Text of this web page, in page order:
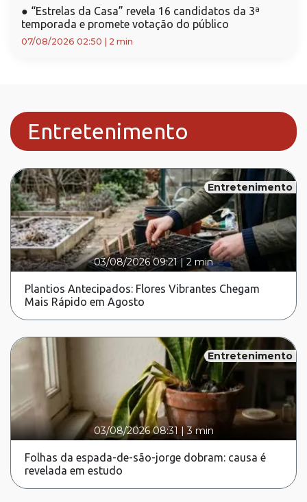
● “Estrelas da Casa” revela 16 candidatos da 3ª
temporada e promete votação do público
07/08/2026 02:50 2 min
Entretenimento
Entretenimento
03/08/2026 09:21|2 min
Plantios Antecipados: Flores Vibrantes Chegam
Mais Rápido em Agosto
Entretenimento
03/08/2026 08:31 |3 min
Folhas da espada-de-são-jorge dobram: causa é
revelada em estudo